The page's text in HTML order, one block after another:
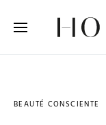
BEAUTÉ CONSCIENTE